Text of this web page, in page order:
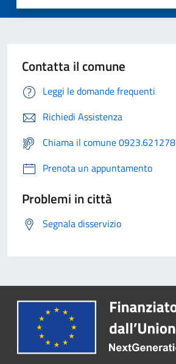
Contatta il comune
Leggi le domande frequenti
Richiedi Assistenza
Chiama il comune 0923.621278
Prenota un appuntamento
Problemi in città
Segnala disservizio